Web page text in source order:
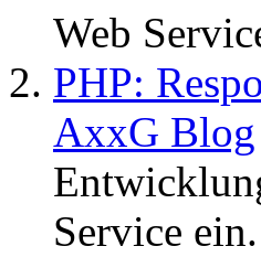
Web
PHP:
AxxG Blog
Service